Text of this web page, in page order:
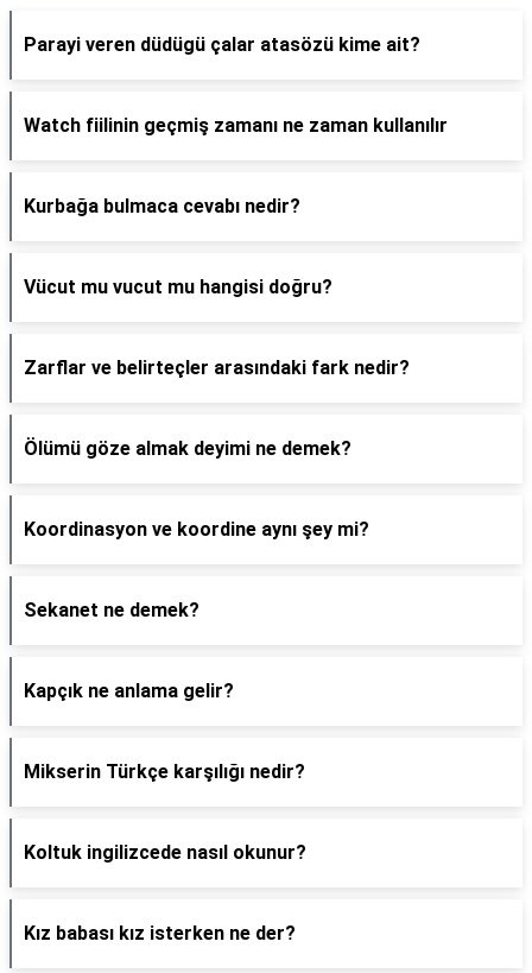
Parayi veren düdügü çalar atasözü kime ait?
Watch fiilinin geçmiş zamanı ne zaman kullanılır
Kurbağa bulmaca cevabı nedir?
Vücut mu vucut mu hangisi doğru?
Zarflar ve belirteçler arasındaki fark nedir?
Ölümü göze almak deyimi ne demek?
Koordinasyon ve koordine aynı şey mi?
Sekanet ne demek?
Kapçık ne anlama gelir?
Mikserin Türkçe karşılığı nedir?
Koltuk ingilizcede nasıl okunur?
Kız babası kız isterken ne der?